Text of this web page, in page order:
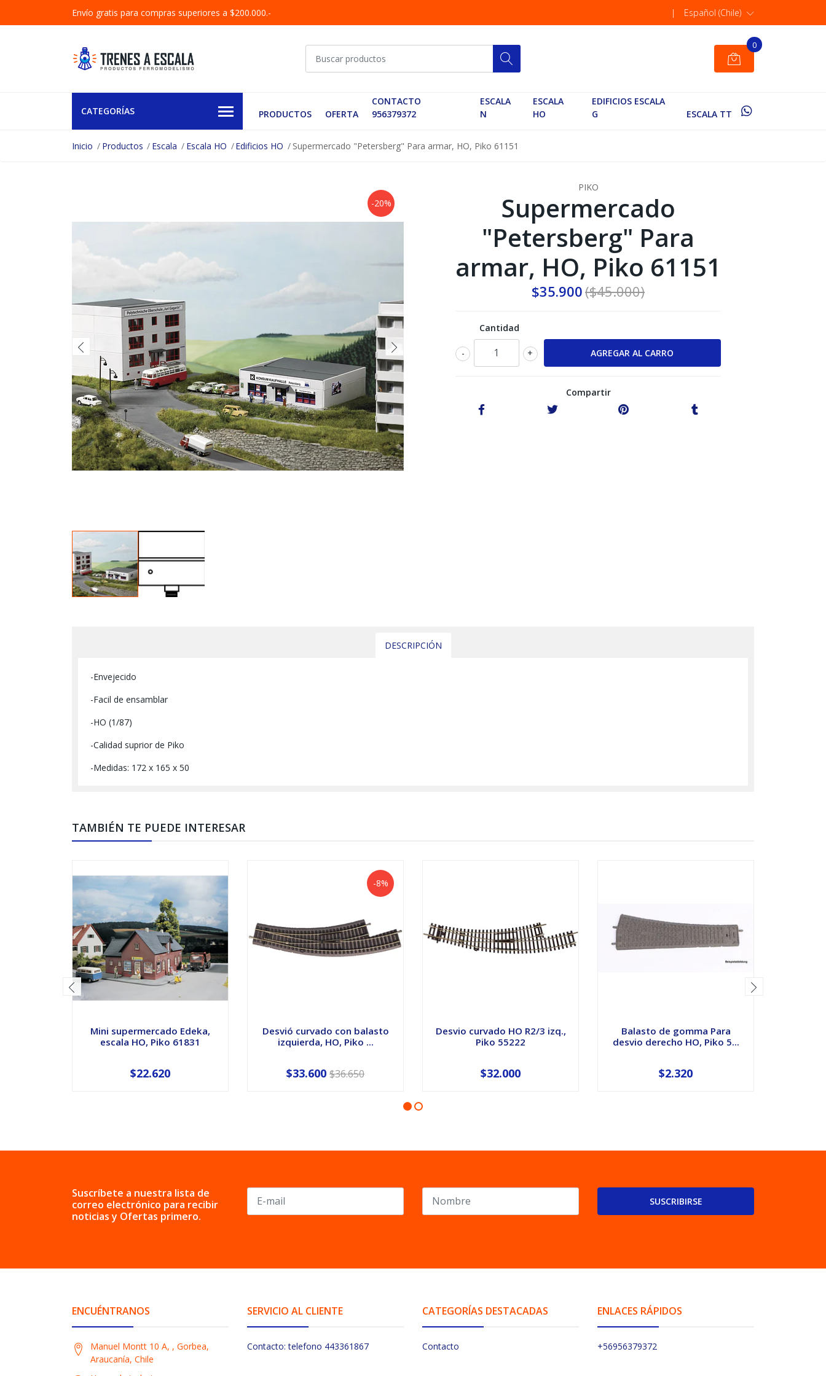
Envío gratis para compras superiores a $200.000.- | Español (Chile)
0
CATEGORÍAS PRODUCTOS OFERTA
CONTACTO
956379372
ESCALA
N
ESCALA
HO
EDIFICIOS ESCALA
G
ESCALA TT
Inicio Productos Escala Escala HO Edificios HO Supermercado "Petersberg" Para armar, HO, Piko 61151
-20%
PIKO
Supermercado
"Petersberg" Para
armar, HO, Piko 61151
$35.900($45.000)
Cantidad
+
-
Compartir
DESCRIPCIÓN
-Envejecido
-Facil de ensamblar
-HO (1/87)
-Calidad suprior de Piko
-Medidas: 172 x 165 x 50
TAMBIÉN TE PUEDE INTERESAR
Mini supermercado Edeka,
escala HO, Piko 61831
$22.620
-8%
Desvió curvado con balasto
izquierda, HO, Piko ...
$33.600 $36.650
Desvio curvado HO R2/3 izq.,
Piko 55222
$32.000
Balasto de gomma Para
desvio derecho HO, Piko 5...
$2.320
Suscríbete a nuestra lista de
correo electrónico para recibir
noticias y Ofertas primero.
SUSCRIBIRSE
ENCUÉNTRANOS
Manuel Montt 10 A, , Gorbea,
Araucanía, Chile
SERVICIO AL CLIENTE
Contacto: telefono 443361867
CATEGORÍAS DESTACADAS
Contacto
ENLACES RÁPIDOS
+56956379372